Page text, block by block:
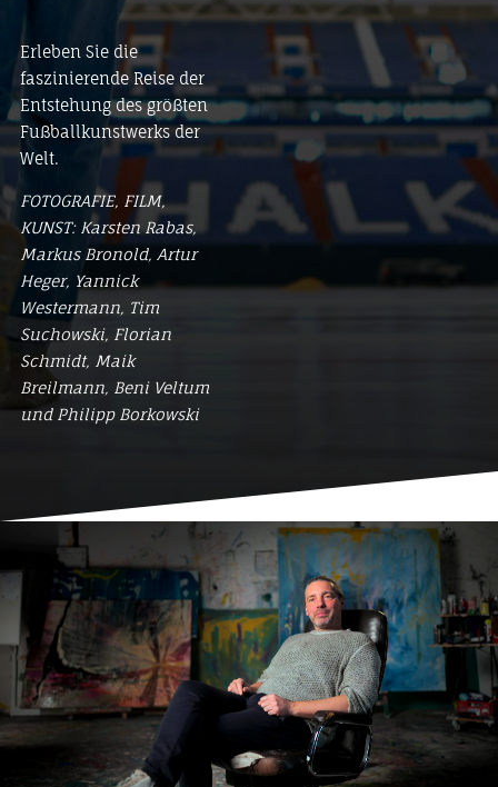
Erleben Sie die
faszinierende Reise der
Entstehung des größten
Fußballkunstwerks der
Welt.
FOTOGRAFIE, FILM,
KUNST: Karsten Rabas,
Markus Bronold, Artur
Heger, Yannick
Westermann, Tim
Suchowski, Florian
Schmidt, Maik
Breilmann, Beni Veltum
und Philipp Borkowski